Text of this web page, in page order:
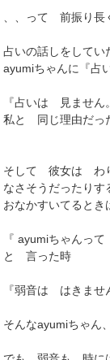
、、って 前振り長
占いの話しをしてい
ayumiちゃんに『占
『占いは 見ません
私と 同じ理由だっ
そして 彼女は わ
なさそうだったり
おなかすいてると
『 ayumiちゃんっ
と 言った時
『弱音は はきま
そんなayumiちゃん